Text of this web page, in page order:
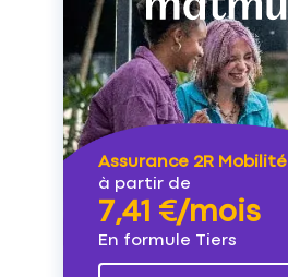
Assurance 2R Mobilité
à partir de
7,41 €/mois
En formule Tiers